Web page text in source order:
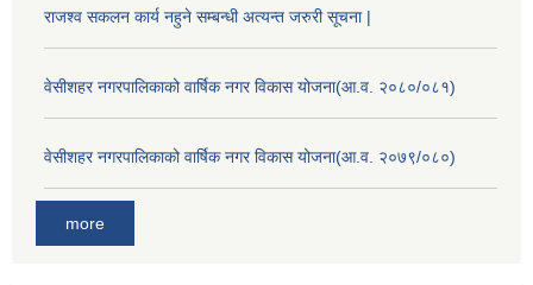
राजश्व सकलन कार्य नहुने सम्बन्धी अत्यन्त जरुरी सूचना |
वेसीशहर नगरपालिकाको वार्षिक नगर विकास योजना(आ.व. २०८०/०८१)
वेसीशहर नगरपालिकाको वार्षिक नगर विकास योजना(आ.व. २०७९/०८०)
more